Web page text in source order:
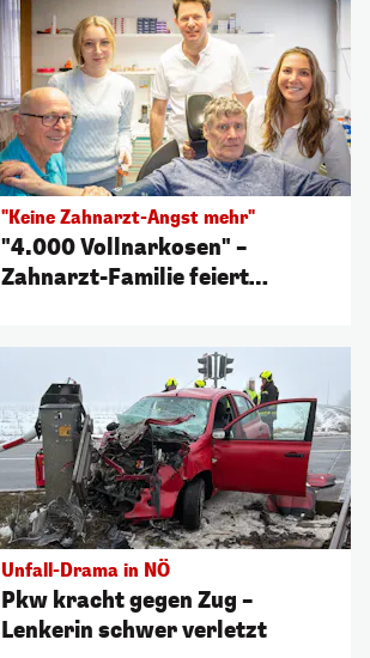
"Keine Zahnarzt-Angst mehr"
"4.000 Vollnarkosen" –
Zahnarzt-Familie feiert
Unfall-Drama in NÖ
Pkw kracht gegen Zug –
Lenkerin schwer verletzt